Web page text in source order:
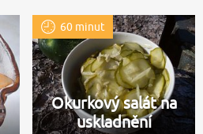
60 minut
Okurkový salát na
uskladnění